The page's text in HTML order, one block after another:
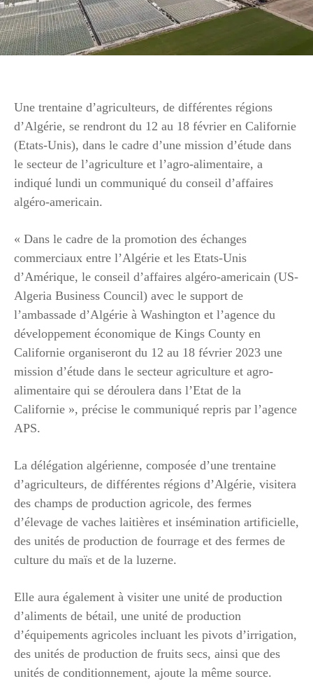
Une trentaine d’agriculteurs, de différentes régions
d’Algérie, se rendront du 12 au 18 février en Californie
(Etats-Unis), dans le cadre d’une mission d’étude dans
le secteur de l’agriculture et l’agro-alimentaire, a
indiqué lundi un communiqué du conseil d’affaires
algéro-americain.
« Dans le cadre de la promotion des échanges
commerciaux entre l’Algérie et les Etats-Unis
d’Amérique, le conseil d’affaires algéro-americain (US-
Algeria Business Council) avec le support de
l’ambassade d’Algérie à Washington et l’agence du
développement économique de Kings County en
Californie organiseront du 12 au 18 février 2023 une
mission d’étude dans le secteur agriculture et agro-
alimentaire qui se déroulera dans l’Etat de la
Californie », précise le communiqué repris par l’agence
APS.
La délégation algérienne, composée d’une trentaine
d’agriculteurs, de différentes régions d’Algérie, visitera
des champs de production agricole, des fermes
d’élevage de vaches laitières et insémination artificielle,
des unités de production de fourrage et des fermes de
culture du maïs et de la luzerne.
Elle aura également à visiter une unité de production
d’aliments de bétail, une unité de production
d’équipements agricoles incluant les pivots d’irrigation,
des unités de production de fruits secs, ainsi que des
unités de conditionnement, ajoute la même source.